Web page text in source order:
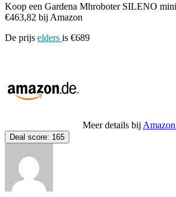
Koop een Gardena Mhroboter SILENO
€463,82 bij Amazon
De prijs elders is €689
Meer details bij
Deal score: 165